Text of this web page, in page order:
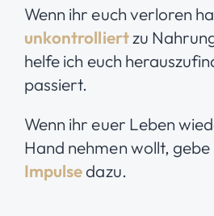
Wenn ihr euch verloren
unkontrolliertzu
helfe ich euch
passiert.
Wenn ihr euer Leben
Hand nehmen wollt, gebe
Impulsedazu.